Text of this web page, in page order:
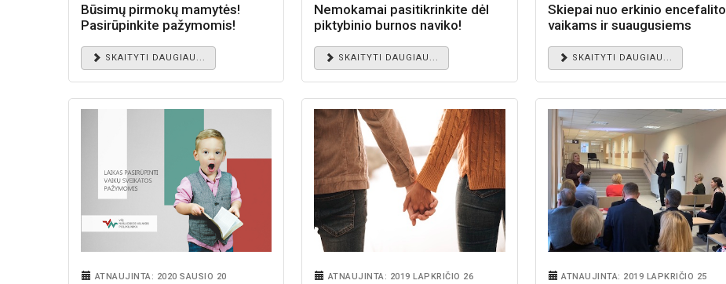
Būsimų pirmokų mamytės!
Pasirūpinkite pažymomis!
SKAITYTI DAUGIAU...
Nemokamai pasitikrinkite dėl
piktybinio burnos naviko!
SKAITYTI DAUGIAU...
Skiepai nuo erkinio encefalito
vaikams ir suaugusiems
SKAITYTI DAUGIAU...
ATNAUJINTA: 2020 SAUSIO 20 ATNAUJINTA: 2019 LAPKRIČIO 26 ATNAUJINTA: 2019 LAPKRIČIO 25